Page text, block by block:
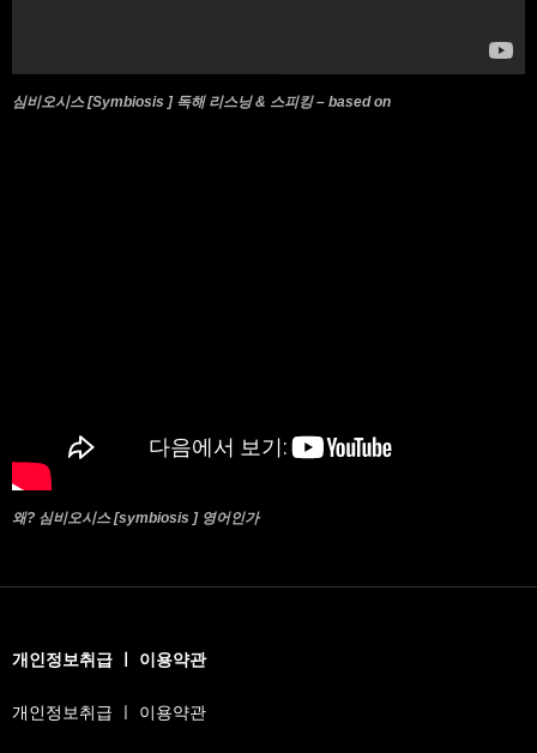
심비오시스 [Symbiosis ] 독해 리스닝 & 스피킹 – based on
왜? 심비오시스 [symbiosis ] 영어인가
개인정보취급 ㅣ 이용약관
개인정보취급 ㅣ 이용약관